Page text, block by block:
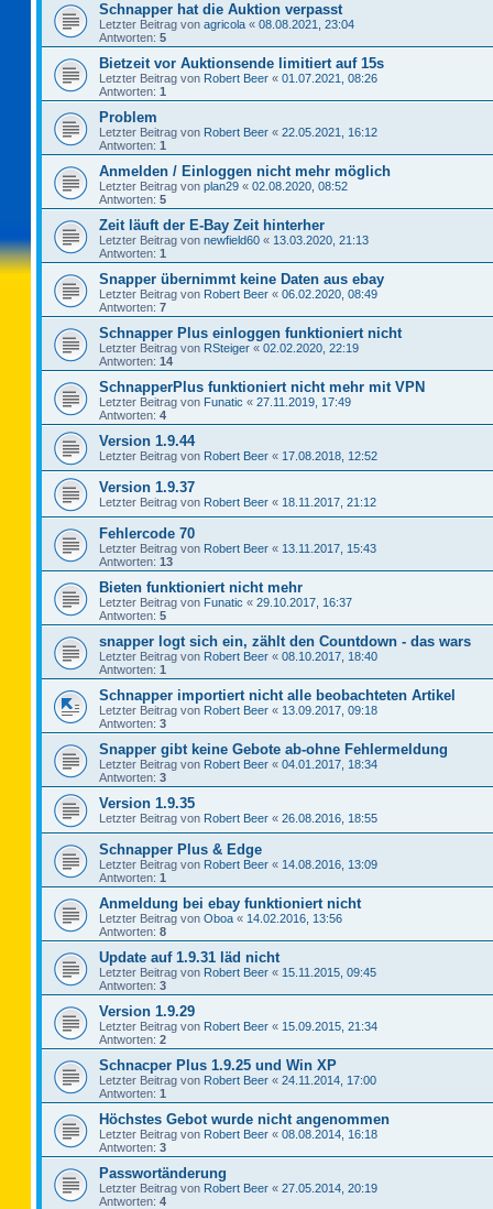
Schnapper hat die Auktion verpasst
Letzter Beitrag von agricola « 08.08.2021, 23:04
Antworten: 5
Bietzeit vor Auktionsende limitiert auf 15s
Letzter Beitrag von Robert Beer « 01.07.2021, 08:26
Antworten: 1
Problem
Letzter Beitrag von Robert Beer « 22.05.2021, 16:12
Antworten: 1
Anmelden / Einloggen nicht mehr möglich
Letzter Beitrag von plan29 « 02.08.2020, 08:52
Antworten: 5
Zeit läuft der E-Bay Zeit hinterher
Letzter Beitrag von newfield60 « 13.03.2020, 21:13
Antworten: 1
Snapper übernimmt keine Daten aus ebay
Letzter Beitrag von Robert Beer « 06.02.2020, 08:49
Antworten: 7
Schnapper Plus einloggen funktioniert nicht
Letzter Beitrag von RSteiger « 02.02.2020, 22:19
Antworten: 14
SchnapperPlus funktioniert nicht mehr mit VPN
Letzter Beitrag von Funatic « 27.11.2019, 17:49
Antworten: 4
Version 1.9.44
Letzter Beitrag von Robert Beer « 17.08.2018, 12:52
Version 1.9.37
Letzter Beitrag von Robert Beer « 18.11.2017, 21:12
Fehlercode 70
Letzter Beitrag von Robert Beer « 13.11.2017, 15:43
Antworten: 13
Bieten funktioniert nicht mehr
Letzter Beitrag von Funatic « 29.10.2017, 16:37
Antworten: 5
snapper logt sich ein, zählt den Countdown - das wars
Letzter Beitrag von Robert Beer « 08.10.2017, 18:40
Antworten: 1
Schnapper importiert nicht alle beobachteten Artikel
Letzter Beitrag von Robert Beer « 13.09.2017, 09:18
Antworten: 3
Snapper gibt keine Gebote ab-ohne Fehlermeldung
Letzter Beitrag von Robert Beer « 04.01.2017, 18:34
Antworten: 3
Version 1.9.35
Letzter Beitrag von Robert Beer « 26.08.2016, 18:55
Schnapper Plus & Edge
Letzter Beitrag von Robert Beer « 14.08.2016, 13:09
Antworten: 1
Anmeldung bei ebay funktioniert nicht
Letzter Beitrag von Oboa « 14.02.2016, 13:56
Antworten: 8
Update auf 1.9.31 läd nicht
Letzter Beitrag von Robert Beer « 15.11.2015, 09:45
Antworten: 3
Version 1.9.29
Letzter Beitrag von Robert Beer « 15.09.2015, 21:34
Antworten: 2
Schnacper Plus 1.9.25 und Win XP
Letzter Beitrag von Robert Beer « 24.11.2014, 17:00
Antworten: 1
Höchstes Gebot wurde nicht angenommen
Letzter Beitrag von Robert Beer « 08.08.2014, 16:18
Antworten: 3
Passwortänderung
Letzter Beitrag von Robert Beer « 27.05.2014, 20:19
Antworten: 4